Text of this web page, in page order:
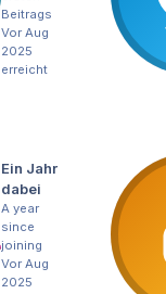
Beitrags
Vor Aug
2025
erreicht
Ein Jahr
dabei
A year
since
joining
Vor Aug
2025